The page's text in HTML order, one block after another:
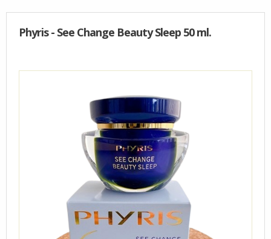
Phyris - See Change Beauty Sleep 50 ml.